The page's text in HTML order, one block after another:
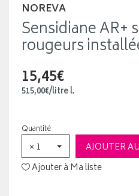
NOREVA
Sensidiane AR+
rougeurs
15,45€
515,00€/litrel.
Quantité
× 1
AJOUTER
Ajouter à Ma liste